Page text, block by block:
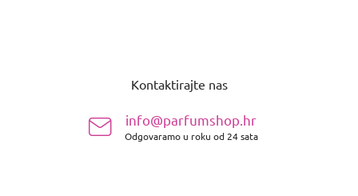
Kontaktirajte nas
info@parfumshop.hr
Odgovaramo u roku od 24 sata